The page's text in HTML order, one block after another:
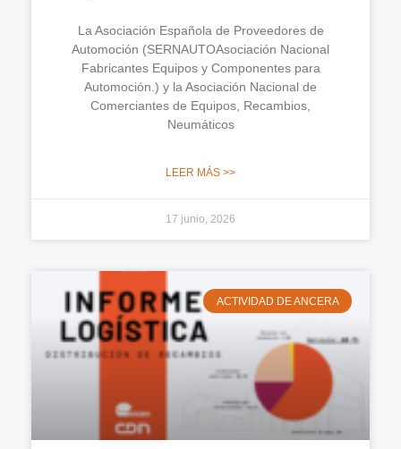
La Asociación Española de Proveedores de
Automoción (SERNAUTOAsociación Nacional
Fabricantes Equipos y Componentes para
Automoción.) y la Asociación Nacional de
Comerciantes de Equipos, Recambios,
Neumáticos
LEER MÁS >>
17 junio, 2026
ACTIVIDAD DE ANCERA